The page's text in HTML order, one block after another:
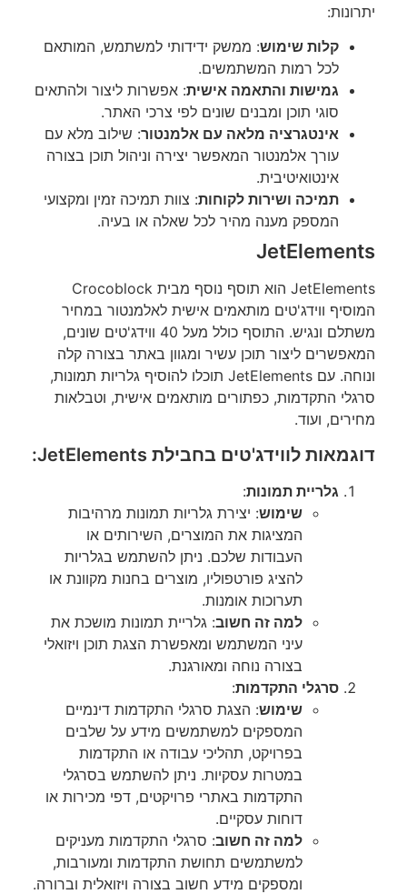
יתרונות:
קלות שימוש: ממשק ידידותי למשתמש, המותאם
לכל רמות המשתמשים.
גמישות והתאמה אישית: אפשרות ליצור ולהתאים
סוגי תוכן ומבנים שונים לפי צרכי האתר.
אינטגרציה מלאה עם אלמנטור: שילוב מלא עם
עורך אלמנטור המאפשר יצירה וניהול תוכן בצורה
אינטואיטיבית.
תמיכה ושירות לקוחות: צוות תמיכה זמין ומקצועי
המספק מענה מהיר לכל שאלה או בעיה.
JetElements
JetElements הוא תוסף נוסף מבית Crocoblock
המוסיף ווידג'טים מותאמים אישית לאלמנטור במחיר
משתלם ונגיש. התוסף כולל מעל 40 ווידג'טים שונים,
המאפשרים ליצור תוכן עשיר ומגוון באתר בצורה קלה
ונוחה. עם JetElements תוכלו להוסיף גלריות תמונות,
סרגלי התקדמות, כפתורים מותאמים אישית, וטבלאות
מחירים, ועוד.
דוגמאות לווידג'טים בחבילת JetElements:
גלריית תמונות:
שימוש: יצירת גלריות תמונות מרהיבות
המציגות את המוצרים, השירותים או
העבודות שלכם. ניתן להשתמש בגלריות
להציג פורטפוליו, מוצרים בחנות מקוונת או
תערוכות אומנות.
למה זה חשוב: גלריית תמונות מושכת את
עיני המשתמש ומאפשרת הצגת תוכן ויזואלי
בצורה נוחה ומאורגנת.
סרגלי התקדמות:
שימוש: הצגת סרגלי התקדמות דינמיים
המספקים למשתמשים מידע על שלבים
בפרויקט, תהליכי עבודה או התקדמות
במטרות עסקיות. ניתן להשתמש בסרגלי
התקדמות באתרי פרויקטים, דפי מכירות או
דוחות עסקיים.
למה זה חשוב: סרגלי התקדמות מעניקים
למשתמשים תחושת התקדמות ומעורבות,
ומספקים מידע חשוב בצורה ויזואלית וברורה.